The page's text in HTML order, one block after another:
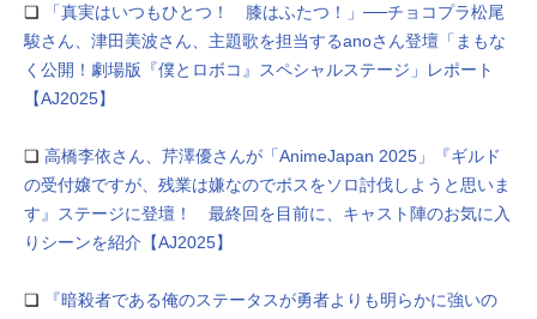
❏
「真実はいつもひとつ！ 膝はふたつ！」──チョコプラ松尾
駿さん、津田美波さん、主題歌を担当するanoさん登壇「まもな
く公開！劇場版『僕とロボコ』スペシャルステージ」レポート
【AJ2025】
❏ 高橋李依さん、芹澤優さんが「AnimeJapan 2025」『ギルド
の受付嬢ですが、残業は嫌なのでボスをソロ討伐しようと思いま
す』ステージに登壇！ 最終回を目前に、キャスト陣のお気に入
りシーンを紹介【AJ2025】
❏
『暗殺者である俺のステータスが勇者よりも明らかに強いの